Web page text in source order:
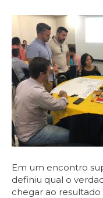
Em um encontro
definiu qual o
chegar ao